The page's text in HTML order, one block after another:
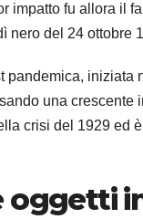
impatto fu allora il
nero del 24 ottobre
pandemica,
una crescente
crisi del 1929 ed
oggetti